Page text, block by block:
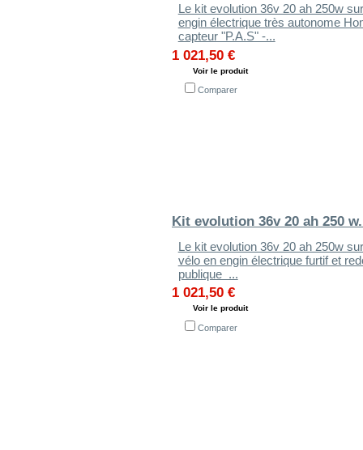
Le kit evolution 36v 20 ah 250w
engin électrique très autonome
capteur "P.A.S" -...
1 021,50 €
Voir le produit
Comparer
Kit evolution 36v 20 ah 250
Le kit evolution 36v 20 ah 250w
vélo en engin électrique furtif et
publique ...
1 021,50 €
Voir le produit
Comparer